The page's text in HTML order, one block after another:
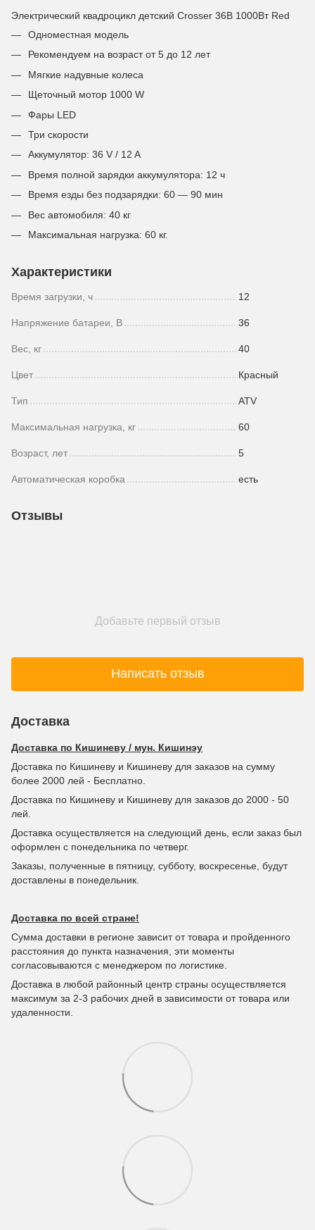
Электрический квадроцикл детский Crosser 36В 1000Вт Red
Одноместная модель
Рекомендуем на возраст от 5 до 12 лет
Мягкие надувные колеса
Щеточный мотор 1000 W
Фары LED
Три скорости
Аккумулятор: 36 V / 12 A
Время полной зарядки аккумулятора: 12 ч
Время езды без подзарядки: 60 — 90 мин
Вес автомобиля: 40 кг
Максимальная нагрузка: 60 кг.
Характеристики
Время загрузки, ч 12
Напряжение батареи, В 36
Вес, кг 40
Цвет Красный
Тип ATV
Максимальная нагрузка, кг 60
Возраст, лет 5
Автоматическая коробка есть
Отзывы
Добавьте первый отзыв
Написать отзыв
Доставка
Доставка по Кишиневу / мун. Кишинэу
Доставка по Кишиневу и Кишиневу для заказов на сумму
более 2000 лей - Бесплатно.
Доставка по Кишиневу и Кишиневу для заказов до 2000 - 50
лей.
Доставка осуществляется на следующий день, если заказ был
оформлен с понедельника по четверг.
Заказы, полученные в пятницу, субботу, воскресенье, будут
доставлены в понедельник.
Доставка по всей стране!
Сумма доставки в регионе зависит от товара и пройденного
расстояния до пункта назначения, эти моменты
согласовываются с менеджером по логистике.
Доставка в любой районный центр страны осуществляется
максимум за 2-3 рабочих дней в зависимости от товара или
удаленности.